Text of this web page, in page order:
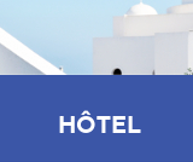
HÔTEL